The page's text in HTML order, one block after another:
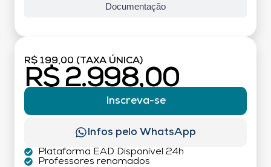
Documentação
R$ 199,00 (TAXA ÚNICA)
R$ 2.998,00
Inscreva-se
Infos pelo WhatsApp
Plataforma EAD Disponível 24h
Professores renomados